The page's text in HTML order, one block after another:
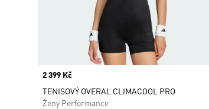
Price
2 399 Kč
TENISOVÝ OVERAL CLIMACOOL PRO
Ženy Performance